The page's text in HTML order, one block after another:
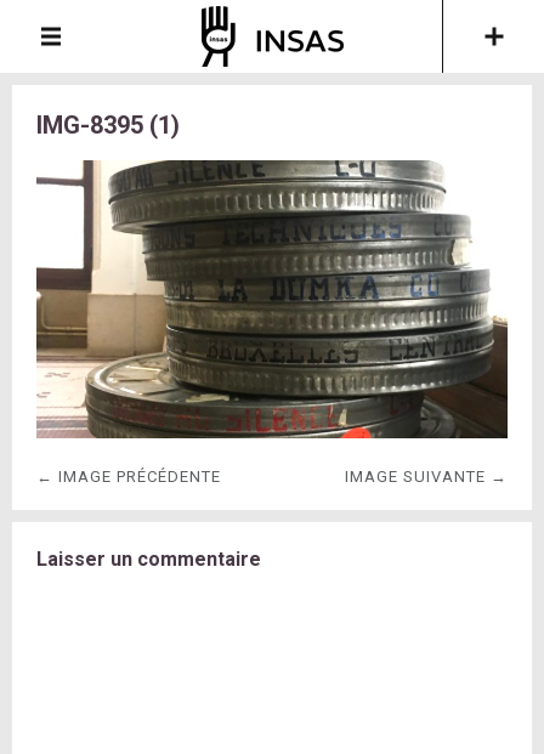
IMG-8395 (1)
← IMAGE PRÉCÉDENTE IMAGE SUIVANTE →
Laisser un commentaire